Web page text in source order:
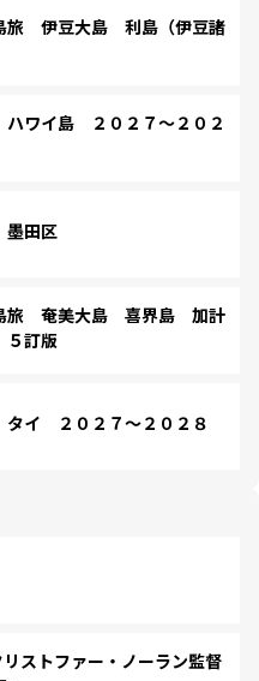
伊豆大島 利島（伊豆諸
ワイ島 ２０２７～２０２
田区
旅 奄美大島 喜界島 加計
訂版
イ ２０２７～２０２８
ストファー・ノーラン監督